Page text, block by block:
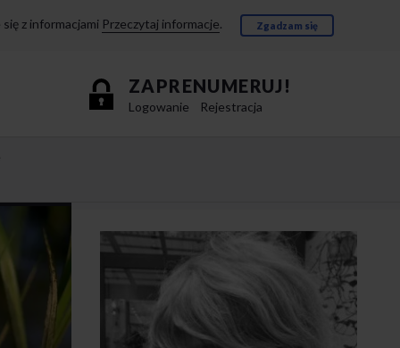
z informacjami Przeczytaj informacje. Zgadzam się
ZAPRENUMERUJ!
Logowanie Rejestracja